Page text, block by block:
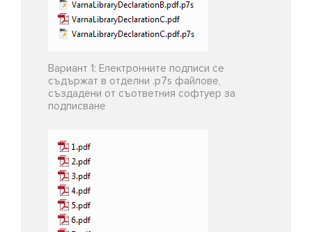
Вариант 1: Електронните подписи се
съдържат в отделни .p7s файлове,
създадени от съответния софтуер за
подписване